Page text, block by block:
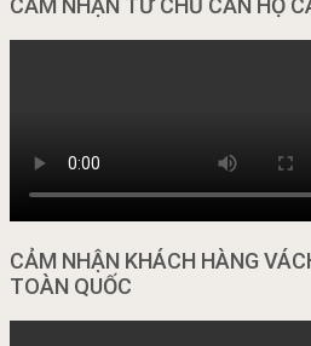
CẢM NHẬN TỪ CHỦ CĂN HỘ
CẢM NHẬN KHÁCH HÀNG
TOÀN QUỐC